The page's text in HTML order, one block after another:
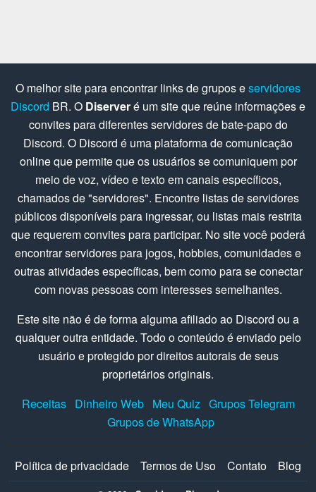
O melhor site para encontrar links de grupos eservidores
Discord BR. O Diserveré um site que reúne informações e
convites para diferentes servidores de bate-papo do
Discord. O Discord é uma plataforma de comunicação
online que permite que os usuários se comuniquem por
meio de voz, vídeo e texto em canais específicos,
chamados de "servidores". Encontre listas de servidores
públicos disponíveis para ingressar, ou listas mais restrita
que requerem convites para participar. No site você poderá
encontrar servidores para jogos, hobbies, comunidades e
outras atividades específicas, bem como para se conectar
com novas pessoas com interesses semelhantes.
Este site não é de forma alguma afiliado ao Discord ou a
qualquer outra entidade. Todo o conteúdo é enviado pelo
usuário e protegido por direitos autorais de seus
proprietários originais.
Receitas Dinheiro Web Meu Quiz Grupos Telegram
Grupos de WhatsApp
Política de privacidade Termos de Uso Contato Blog